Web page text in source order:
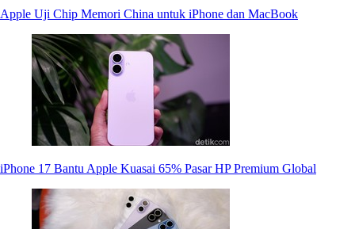
Apple Uji Chip Memori China untuk iPhone dan MacBook
iPhone 17 Bantu Apple Kuasai 65% Pasar HP Premium Global